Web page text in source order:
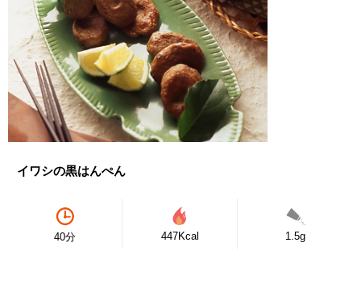
イワシの黒はんぺん
40分 447Kcal 1.5g